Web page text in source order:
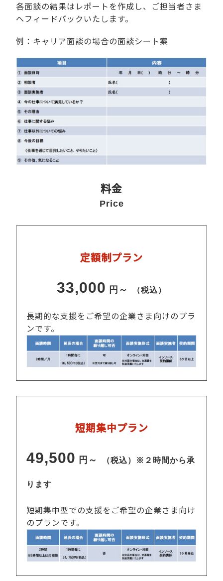
各面談の結果はレポートを作成し、ご担当者さま
へフィードバックいたします。
例：キャリア面談の場合の面談シート案
料金
Price
定額制プラン
33,000 円～ （税込）
長期的な支援をご希望の企業さま向けのプラ
ンです。
短期集中プラン
49,500 円～ （税込）※２時間から承
ります
短期集中型での支援をご希望の企業さま向け
のプランです。